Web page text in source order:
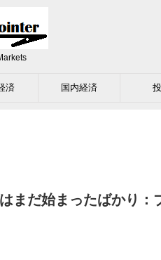
済 国内経済
まだ始まったばかり：